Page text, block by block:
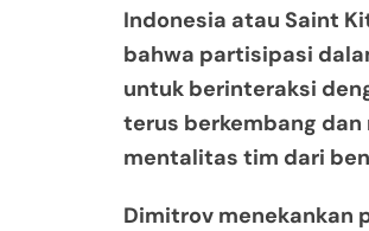
Indonesia atau Saint
bahwa partisipasi
untuk berinteraksi
terus berkembang
mentalitas tim dari
Dimitrov menekankan